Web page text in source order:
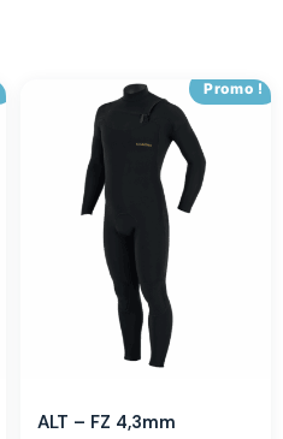
Promo !
ALT – FZ 4,3mm